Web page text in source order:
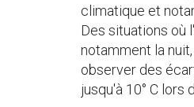
climatique et
Des situations où
notamment la
observer des
jusqu'à 10° C lors